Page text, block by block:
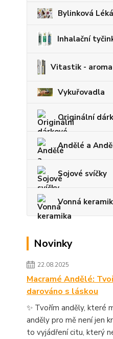
Bylinková
Inhalační
Vitastik -
Vykuřovadla
Originální
Andělé a
Sojové svíčky
Vonná
Novinky
22.08.2025
Macramé Andělé:
darováno s láskou
✨ Tvořím anděly, které
anděly pro mě není jen
to vyjádření citu, který